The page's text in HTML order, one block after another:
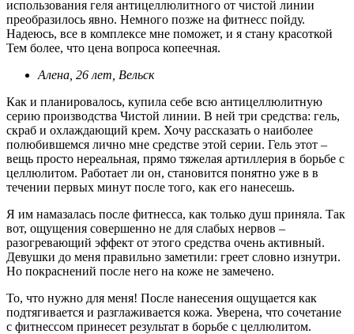
использования геля антицеллюлитного от чистой линии
преобразилось явно. Немного позже на фитнесс пойду.
Надеюсь, все в комплексе мне поможет, и я стану красоткой
Тем более, что цена вопроса копеечная.
Алена, 26 лет, Вельск
Как и планировалось, купила себе всю антицеллюлитную
серию производства Чистой линии. В ней три средства: гель,
скраб и охлаждающий крем. Хочу рассказать о наиболее
полюбившемся лично мне средстве этой серии. Гель этот –
вещь просто нереальная, прямо тяжелая артиллерия в борьбе с
целлюлитом. Работает ли он, становится понятно уже в в
течении первых минут после того, как его нанесешь.
Я им намазалась после фитнесса, как только душ приняла. Так
вот, ощущения совершенно не для слабых нервов –
разогревающий эффект от этого средства очень активный.
Девушки до меня правильно заметили: греет словно изнутри.
Но покраснений после него на коже не замечено.
То, что нужно для меня! После нанесения ощущается как
подтягивается и разглаживается кожа. Уверена, что сочетание
с фитнессом принесет результат в борьбе с целлюлитом.